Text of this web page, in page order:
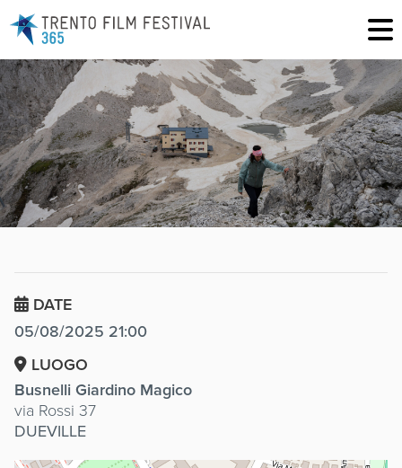
DATE
05/08/2025 21:00
LUOGO
Busnelli Giardino Magico
via Rossi 37
DUEVILLE